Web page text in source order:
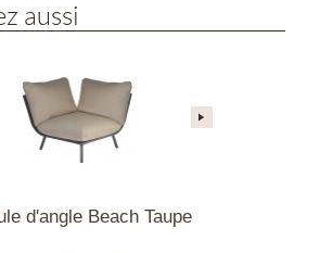
aussi
d'angle Beach Taupe